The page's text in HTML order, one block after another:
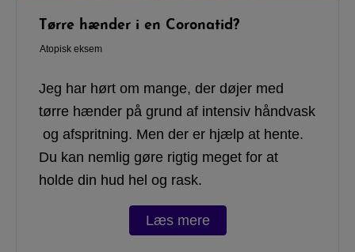
Tørre hænder i en Coronatid?
Atopisk eksem
Jeg har hørt om mange, der døjer med
tørre hænder på grund af intensiv håndvask
og afspritning. Men der er hjælp at hente.
Du kan nemlig gøre rigtig meget for at
holde din hud hel og rask.
Læs mere